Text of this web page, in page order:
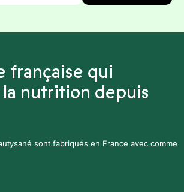
française qui
nutrition depuis
sont fabriqués en France avec comme